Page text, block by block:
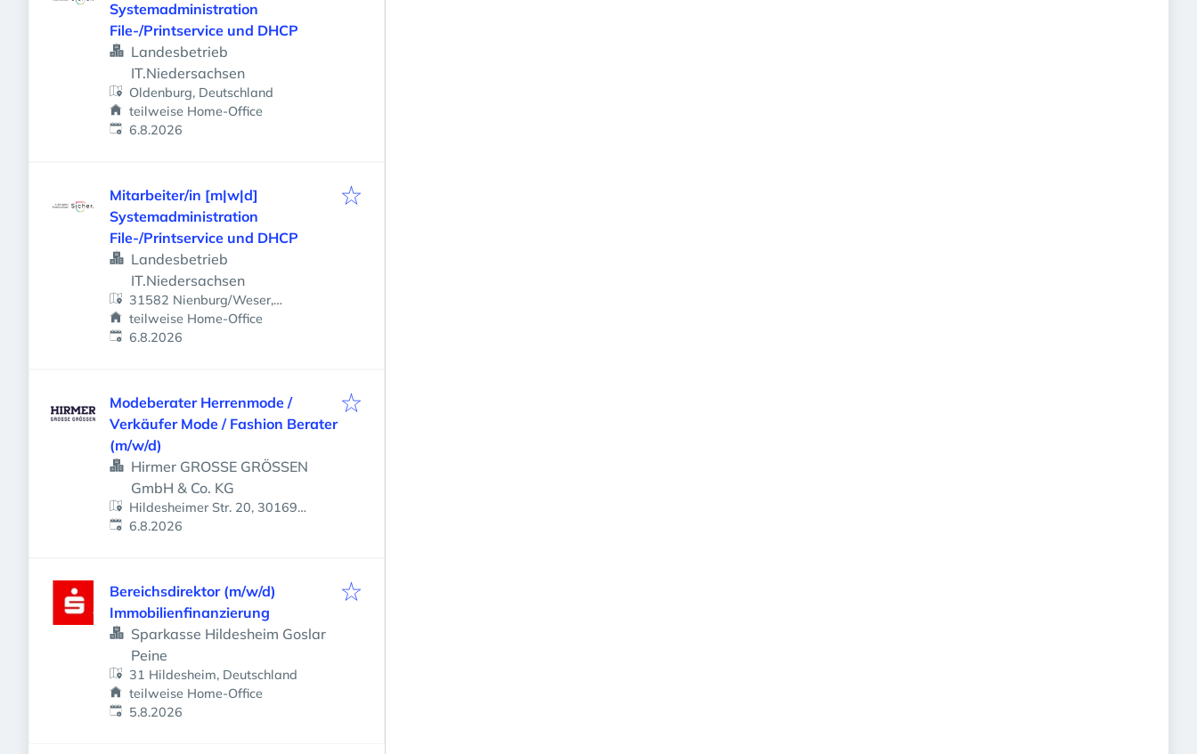
Systemadministration
File-/Printservice und DHCP
Landesbetrieb
IT.Niedersachsen
Oldenburg, Deutschland
teilweise Home-Office
Veröffentlicht
6.8.2026
Mitarbeiter/in [m|w|d]
Systemadministration
File-/Printservice und DHCP
Landesbetrieb
IT.Niedersachsen
31582 Nienburg/Weser,
Deutschland
teilweise Home-Office
Veröffentlicht
6.8.2026
Modeberater Herrenmode /
Verkäufer Mode / Fashion Berater
(m/w/d)
Hirmer GROSSE GRÖSSEN
GmbH & Co. KG
Hildesheimer Str. 20, 30169
Hannover, Deutschland
Veröffentlicht
6.8.2026
Bereichsdirektor (m/w/d)
Immobilienfinanzierung
Sparkasse Hildesheim Goslar
Peine
31 Hildesheim, Deutschland
teilweise Home-Office
Veröffentlicht
5.8.2026